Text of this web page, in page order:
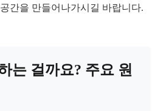
간을 만들어나가시길 바랍니다.
는 걸까요? 주요 원